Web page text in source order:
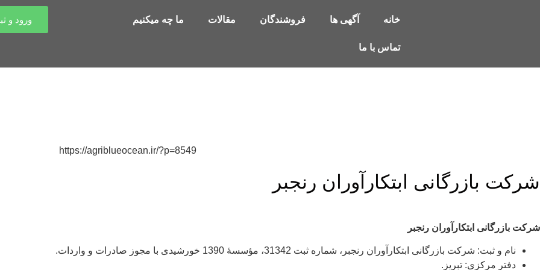
خانه آگهی ها فروشندگان مقالات ما چه میکنیم
تماس با ما
ورود و
https://agriblueocean.ir/?p=8549
شرکت بازرگانی ابتکارآوران رنجبر
شرکت بازرگانی ابتکارآوران رنجبر
نام و ثبت: شرکت بازرگانی ابتکارآوران رنجبر، شماره ثبت 31342، مؤسسۀ 1390 خورشیدی با مجوز صادرات و واردات.
دفتر مرکزی: تبریز.